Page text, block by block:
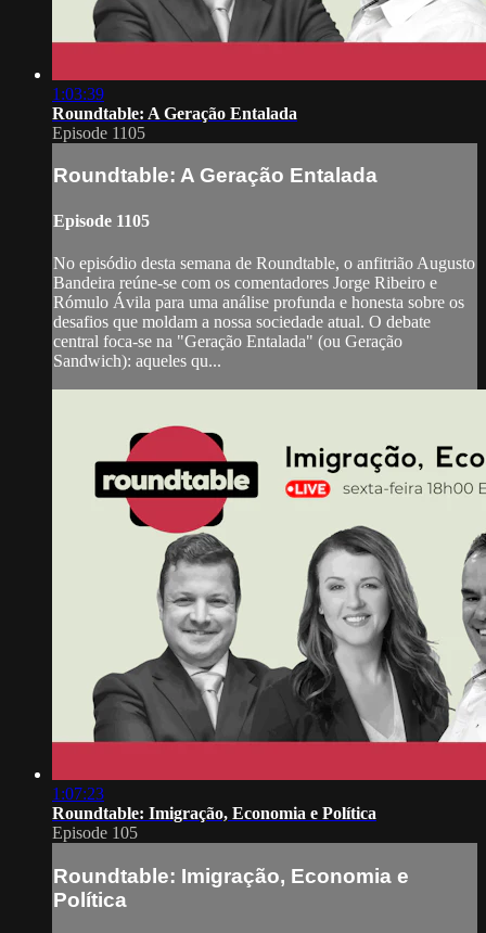
1:03:39
Roundtable: A Geração Entalada
Episode 1105
Roundtable: A Geração Entalada
Episode 1105
No episódio desta semana de Roundtable, o anfitrião Augusto
Bandeira reúne-se com os comentadores Jorge Ribeiro e
Rómulo Ávila para uma análise profunda e honesta sobre os
desafios que moldam a nossa sociedade atual. O debate
central foca-se na "Geração Entalada" (ou Geração
Sandwich): aqueles qu...
1:07:23
Roundtable: Imigração, Economia e Política
Episode 105
Roundtable: Imigração, Economia e
Política